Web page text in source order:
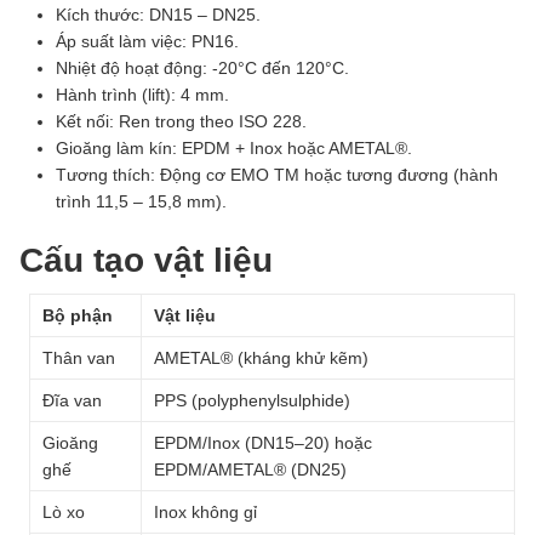
Kích thước: DN15 – DN25.
Áp suất làm việc: PN16.
Nhiệt độ hoạt động: -20°C đến 120°C.
Hành trình (lift): 4 mm.
Kết nối: Ren trong theo ISO 228.
Gioăng làm kín: EPDM + Inox hoặc AMETAL®.
Tương thích: Động cơ EMO TM hoặc tương đương (hành
trình 11,5 – 15,8 mm).
Cấu tạo vật liệu
Bộ phận Vật liệu
Thân van AMETAL® (kháng khử kẽm)
Đĩa van PPS (polyphenylsulphide)
Gioăng
ghế
EPDM/Inox (DN15–20) hoặc
EPDM/AMETAL® (DN25)
Lò xo Inox không gỉ